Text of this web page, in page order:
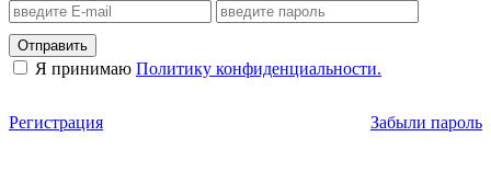
Отправить
Я принимаю Политику конфиденциальности.
Регистрация Забыли пароль